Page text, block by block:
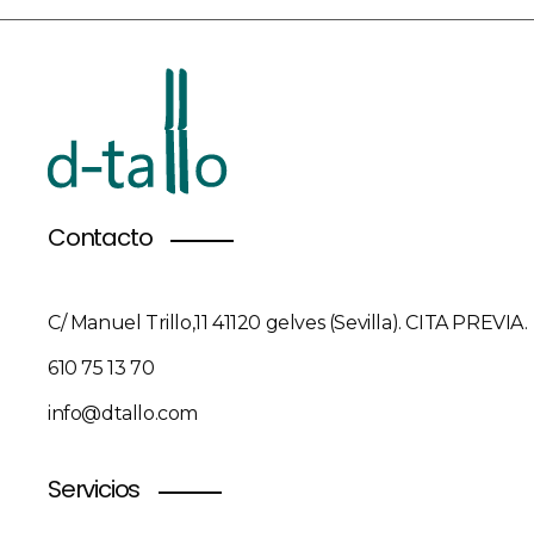
Contacto
C/ Manuel Trillo,11 41120 gelves (Sevilla). CITA PREVIA.
610 75 13 70
info@dtallo.com
Servicios